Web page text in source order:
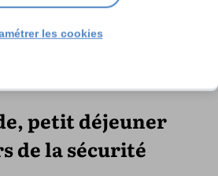
petit déjeuner
de la sécurité
les cookies